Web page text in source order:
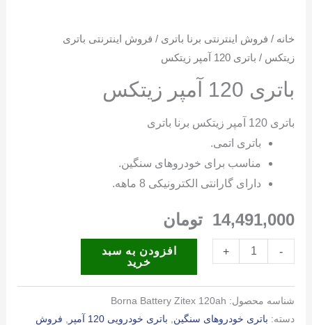
خانه / فروش اینترنتی برنا باتری / فروش اینترنتی باتری
زیتکس / باتری 120 آمپر زیتکس
باتری 120 آمپر زیتکس
باتری 120 آمپر زیتکس برنا باتری
باتری اتمی.
مناسب برای خودروهای سنگین.
دارای گارانتی الکترونیکی 8 ماهه.
14,491,000 تومان
-
آمپر
+
افزودن به سبد
خرید
شناسه محصول: Borna Battery Zitex 120ah
دسته: باتری خودروهای سنگین, باتری خودرویی 120 آمپر , فروش